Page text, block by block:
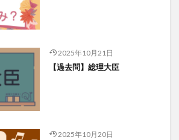
2025年10月21日
【過去問】総理大臣
2025年10月20日